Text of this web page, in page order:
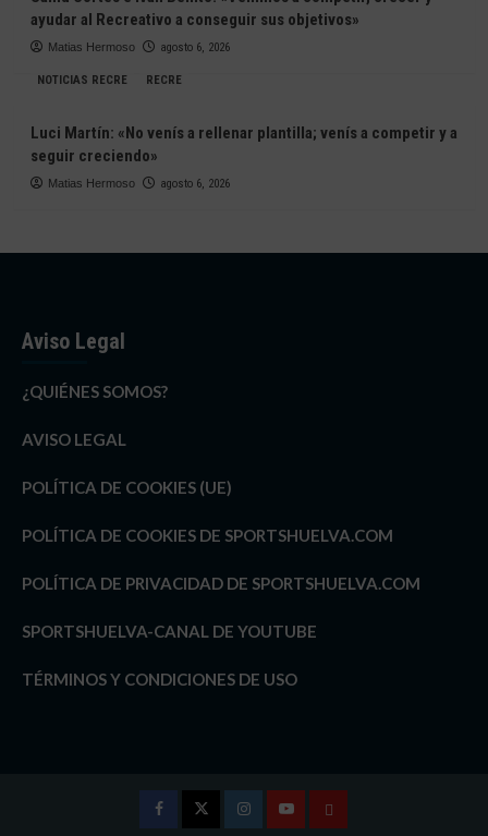
ayudar al Recreativo a conseguir sus objetivos»
Matias Hermoso agosto 6, 2026
NOTICIAS RECRE RECRE
Luci Martín: «No venís a rellenar plantilla; venís a competir y a
seguir creciendo»
Matias Hermoso agosto 6, 2026
Aviso Legal
¿QUIÉNES SOMOS?
AVISO LEGAL
POLÍTICA DE COOKIES (UE)
POLÍTICA DE COOKIES DE SPORTSHUELVA.COM
POLÍTICA DE PRIVACIDAD DE SPORTSHUELVA.COM
SPORTSHUELVA-CANAL DE YOUTUBE
TÉRMINOS Y CONDICIONES DE USO
InstagramYoutubeTÉRMINOS